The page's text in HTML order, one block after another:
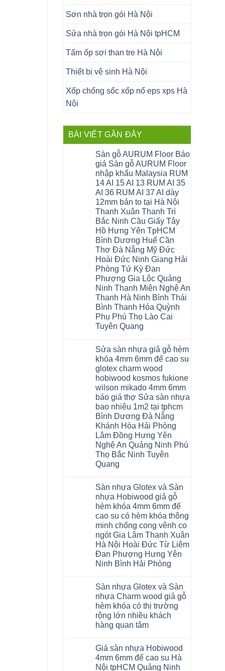
Sơn nhà trọn gói Hà Nội
Sửa nhà trọn gói Hà Nội tpHCM
Tấm ốp sợi than tre Hà Nội
Thiết bị vệ sinh Hà Nội
Xốp chống sốc xốp nổ eps xps Hà
Nội
BÀI VIẾT GẦN ĐÂY
Sàn gỗ AURUM Floor Báo
giá Sàn gỗ AURUM Floor
nhập khẩu Malaysia RUM
14 AI 15 AI 13 RUM AI 35
AI 36 RUM AI 37 AI dày
12mm bản to tại Hà Nội
Thanh Xuân Thanh Trì
Bắc Ninh Cầu Giấy Tây
Hồ Hưng Yên TpHCM
Bình Dương Huế Cần
Thơ Đà Nẵng Mỹ Đức
Hoài Đức Ninh Giang Hải
Phòng Tứ Kỳ Đan
Phượng Gia Lộc Quảng
Ninh Thanh Miện Nghệ An
Thanh Hà Ninh Bình Thái
Bình Thanh Hóa Quỳnh
Phụ Phú Thọ Lào Cai
Tuyên Quang
bình
luận
ở
Sàn
gỗ
AURUM
Floor
Báo
giá
Sàn
gỗ
AURUM
Floor
nhập
khẩu
Malaysia
RUM
14
AI
13
RUM
AI
35
36
RUM
AI
37
AI
dày
12mm
bản
Hà
Nội
Thanh
Xuân
Thanh
Trì
Bắc
Giấy
Tây
Hồ
Hưng
Yên
Sửa sàn nhựa giả gỗ hèm
khóa 4mm 6mm đế cao su
glotex charm wood
hobiwood kosmos fukione
wilson mikado 4mm 6mm
báo giá thợ Sửa sàn nhựa
bao nhiêu 1m2 tại tphcm
Bình Dương Đà Nẵng
Khánh Hòa Hải Phòng
Lâm Đồng Hưng Yên
Nghệ An Quảng Ninh Phú
Thọ Bắc Ninh Tuyên
Quang
bình
luận
ở
Sửa
sàn
nhựa
giả
gỗ
hèm
khóa
4mm
6mm
đế
glotex
charm
wood
hobiwood
kosmos
fukione
wilson
mikado
6mm
báo
giá
thợ
Sàn nhựa Glotex và Sàn
nhựa Hobiwood giả gỗ
hèm khóa 4mm 6mm đế
cao su có hèm khóa thông
minh chống cong vênh co
ngót Gia Lâm Thanh Xuân
Hà Nội Hoài Đức Từ Liêm
Đan Phượng Hưng Yên
Ninh Bình Hải Phòng
bình
luận
ở
Sàn
nhựa
Glotex
và
Hobiwood
giả
gỗ
hèm
Sàn nhựa Glotex và Sàn
nhựa Charm wood giả gỗ
hèm khóa có thị trường
rộng lớn nhiều khách
hàng quan tâm
bình
luận
ở
Sàn
Giá sàn nhựa Hobiwood
4mm 6mm đế cao su Hà
Nội tpHCM Quảng Ninh